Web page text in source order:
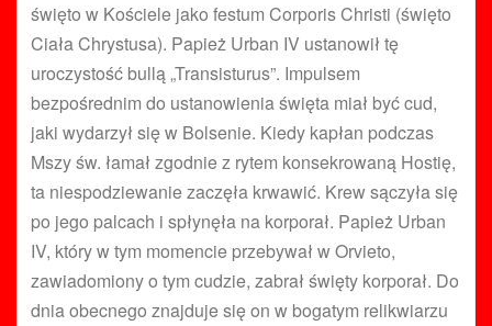
święto w Kościele jako festum Corporis Christi (święto
Ciała Chrystusa). Papież Urban IV ustanowił tę
uroczystość bullą „Transisturus”. Impulsem
bezpośrednim do ustanowienia święta miał być cud,
jaki wydarzył się w Bolsenie. Kiedy kapłan podczas
Mszy św. łamał zgodnie z rytem konsekrowaną Hostię,
ta niespodziewanie zaczęła krwawić. Krew sączyła się
po jego palcach i spłynęła na korporał. Papież Urban
IV, który w tym momencie przebywał w Orvieto,
zawiadomiony o tym cudzie, zabrał święty korporał. Do
dnia obecnego znajduje się on w bogatym relikwiarzu